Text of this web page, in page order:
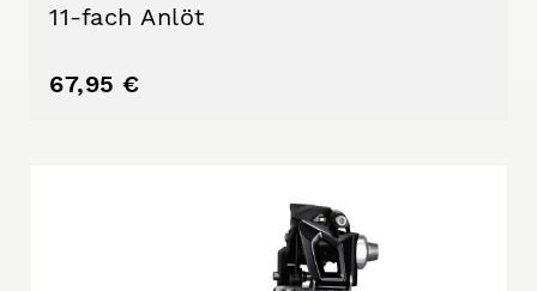
11-fach Anlöt
67,95 €